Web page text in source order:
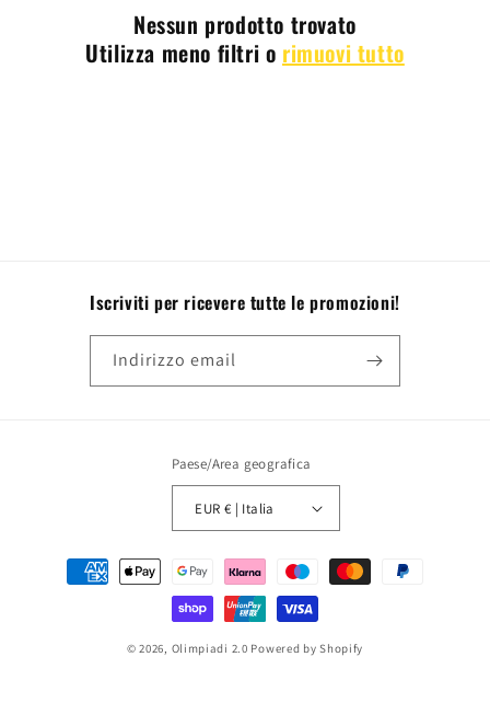
Nessun prodotto trovato
Utilizza meno filtri o rimuovi tutto
Iscriviti per ricevere tutte le promozioni!
Indirizzo email
Paese/Area geografica
EUR € | Italia
Metodi
© 2026, Olimpiadi 2.0 Powered by Shopify